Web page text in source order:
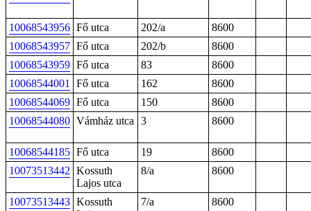
10068543956 Fő utca 202/a
8600
10068543957 Fő utca 202/b
8600
10068543959 Fő utca 83
8600
10068544001
Fő utca 162
8600
10068544069 Fő utca 150
8600
10068544080 Vámház utca 3 8600
10068544185 Fő utca 19
8600
10073513442 Kossuth
Lajos utca
8/a 8600
10073513443 Kossuth
7/a 8600